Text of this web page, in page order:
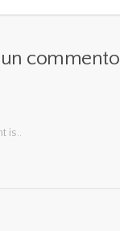
un commento
is..